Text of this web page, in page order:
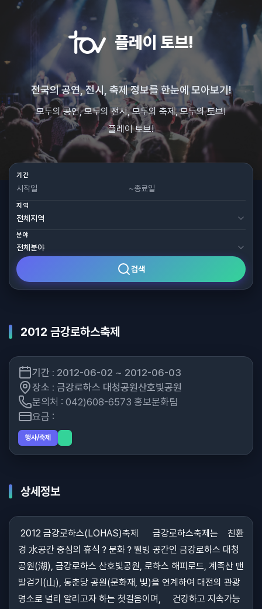
플레이 토브!
전국의 공연, 전시, 축제 정보를 한눈에 모아보기!
모두의 공연, 모두의 전시, 모두의 축제, 모두의 토브!
플레이 토브!
기간
~
지역
분야
검색
2012 금강로하스축제
기간 : 2012-06-02 ~ 2012-06-03
장소 : 금강로하스 대청공원산호빛공원
문의처 : 042)608-6573 홍보문화팀
요금 :
행사/축제
상세정보
2012 금강로하스(LOHAS)축제 금강로하스축제는 친환
경 水공간 중심의 휴식？문화？웰빙 공간인 금강로하스 대청
공원(湖), 금강로하스 산호빛공원, 로하스 해피로드, 계족산 맨
발걷기(山), 동춘당 공원(문화재, 빛)을 연계하여 대전의 관광
명소로 널리 알리고자 하는 첫걸음이며, 건강하고 지속가능